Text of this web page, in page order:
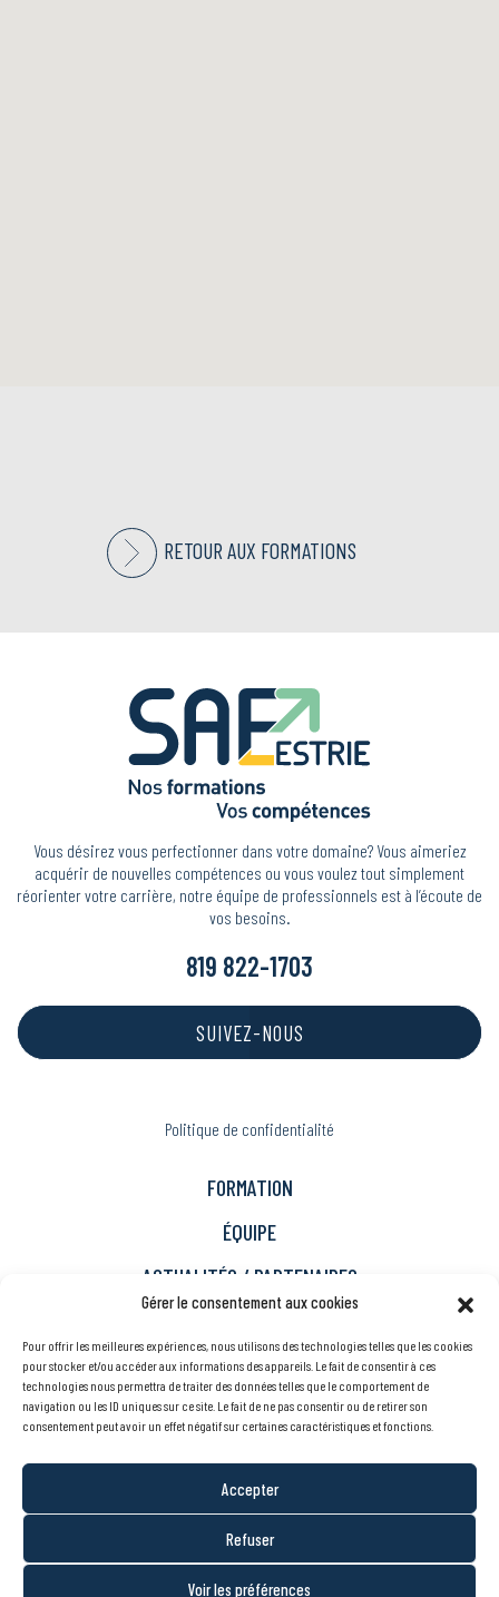
Gérer le consentement aux cookies
Pour offrir les meilleures expériences, nous utilisons des technologies telles que les cookies
pour stocker et/ou accéder aux informations des appareils. Le fait de consentir à ces
technologies nous permettra de traiter des données telles que le comportement de
navigation ou les ID uniques sur ce site. Le fait de ne pas consentir ou de retirer son
consentement peut avoir un effet négatif sur certaines caractéristiques et fonctions.
Accepter
Refuser
Voir les préférences
RETOUR AUX FORMATIONS
Vous désirez vous perfectionner dans votre domaine? Vous aimeriez
acquérir de nouvelles compétences ou vous voulez tout simplement
réorienter votre carrière, notre équipe de professionnels est à l’écoute de
vos besoins.
819 822-1703
SUIVEZ-NOUS
Politique de confidentialité
FORMATION
ÉQUIPE
ACTUALITÉS / PARTENAIRES
Carrière
À propos
EN
© SAE Estrie - Tous droits réservés